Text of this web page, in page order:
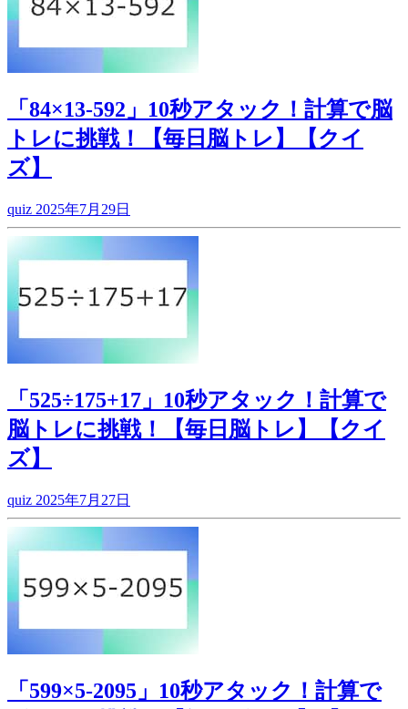
「84×13-592」10秒アタック！計算で脳
トレに挑戦！【毎日脳トレ】【クイ
ズ】
quiz 2025年7月29日
「525÷175+17」10秒アタック！計算で
脳トレに挑戦！【毎日脳トレ】【クイ
ズ】
quiz 2025年7月27日
「599×5-2095」10秒アタック！計算で